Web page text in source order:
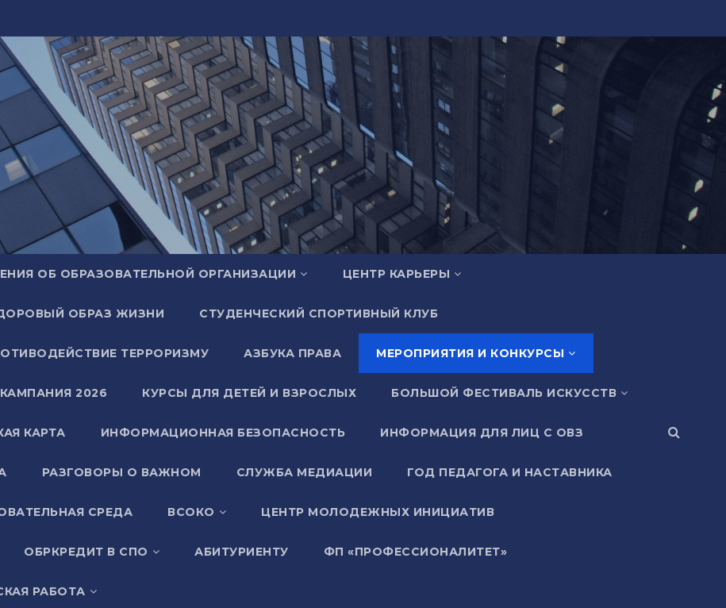
ОБ ОБРАЗОВАТЕЛЬНОЙ ОРГАНИЗАЦИИ ЦЕНТР КАРЬЕРЫ
ОБРАЗ ЖИЗНИ СТУДЕНЧЕСКИЙ СПОРТИВНЫЙ КЛУБ
ТЕРРОРИЗМУ АЗБУКА ПРАВА МЕРОПРИЯТИЯ И КОНКУРСЫ
2026 КУРСЫ ДЛЯ ДЕТЕЙ И ВЗРОСЛЫХ БОЛЬШОЙ ФЕСТИВАЛЬ ИСКУССТВ
КАРТА ИНФОРМАЦИОННАЯ БЕЗОПАСНОСТЬ ИНФОРМАЦИЯ ДЛЯ ЛИЦ С ОВЗ
РАЗГОВОРЫ О ВАЖНОМ СЛУЖБА МЕДИАЦИИ ГОД ПЕДАГОГА И НАСТАВНИКА
СРЕДА ВСОКО ЦЕНТР МОЛОДЕЖНЫХ ИНИЦИАТИВ
ОБРКРЕДИТ В СПО АБИТУРИЕНТУ ФП «ПРОФЕССИОНАЛИТЕТ»
РАБОТА